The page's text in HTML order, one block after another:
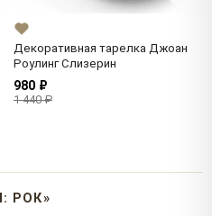
Декоративная тарелка Джоан
Роулинг Слизерин
980 ₽
1 440 ₽
РОК»